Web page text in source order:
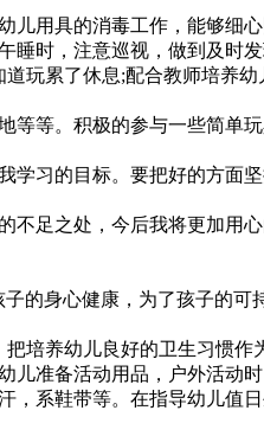
用具的消毒工作，能够细
时，注意巡视，做到及时
玩累了休息;配合教师培养幼
等。积极的参与一些简单
习的目标。要把好的方面
足之处，今后我将更加用
的身心健康，为了孩子的可
培养幼儿良好的卫生习惯作
准备活动用品，户外活动
系鞋带等。在指导幼儿值